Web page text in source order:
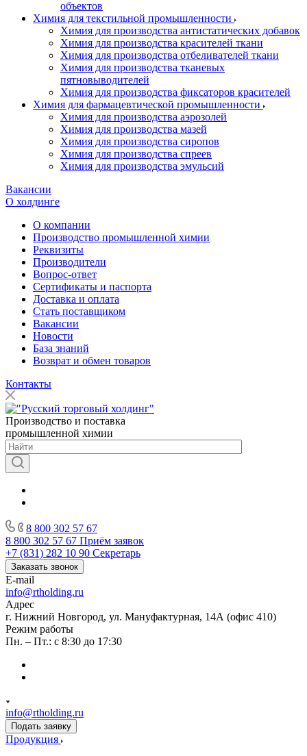
объектов
Химия для текстильной промышленности
Химия для производства антистатических добавок
Химия для производства красителей ткани
Химия для производства отбеливателей ткани
Химия для производства тканевых
пятновыводителей
Химия для производства фиксаторов красителей
Химия для фармацевтической промышленности
Химия для производства аэрозолей
Химия для производства мазей
Химия для производства сиропов
Химия для производства спреев
Химия для производства эмульсий
Вакансии
О холдинге
О компании
Производство промышленной химии
Реквизиты
Производители
Вопрос-ответ
Сертификаты и паспорта
Доставка и оплата
Стать поставщиком
Вакансии
Новости
База знаний
Возврат и обмен товаров
Контакты
Производство и поставка
промышленной химии
8 800 302 57 67
8 800 302 57 67 Приём заявок
+7 (831) 282 10 90 Секретарь
Заказать звонок
E-mail
info@rtholding.ru
Адрес
г. Нижний Новгород, ул. Мануфактурная, 14А (офис 410)
Режим работы
Пн. – Пт.: с 8:30 до 17:30
info@rtholding.ru
Подать заявку
Продукция